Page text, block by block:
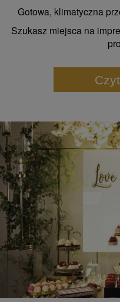
Gotowa, klimatyczna
Szukasz miejsca na